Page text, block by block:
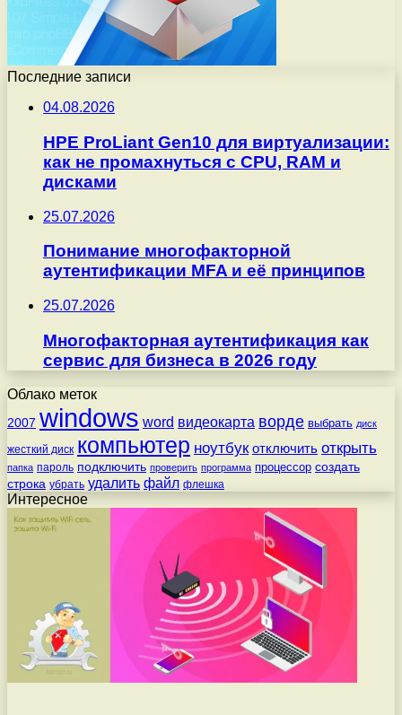
Последние записи
04.08.2026
HPE ProLiant Gen10 для виртуализации:
как не промахнуться с CPU, RAM и
дисками
25.07.2026
Понимание многофакторной
аутентификации MFA и её принципов
25.07.2026
Многофакторная аутентификация как
сервис для бизнеса в 2026 году
Облако меток
2007 windows word видеокарта ворде выбрать диск
жесткий диск компьютер ноутбук отключить открыть
папка пароль подключить проверить программа процессор создать
строка убрать удалить файл флешка
Интересное